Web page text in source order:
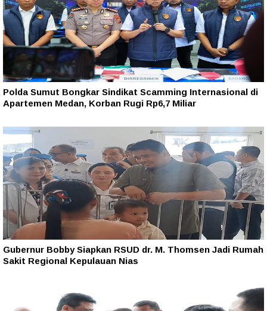
Polda Sumut Bongkar Sindikat Scamming Internasional di
Apartemen Medan, Korban Rugi Rp6,7 Miliar
Gubernur Bobby Siapkan RSUD dr. M. Thomsen Jadi Rumah
Sakit Regional Kepulauan Nias